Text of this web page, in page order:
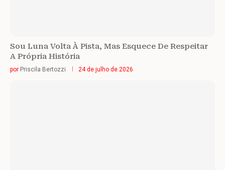
Sou Luna Volta À Pista, Mas Esquece De Respeitar
A Própria História
por Priscila Bertozzi 24 de julho de 2026